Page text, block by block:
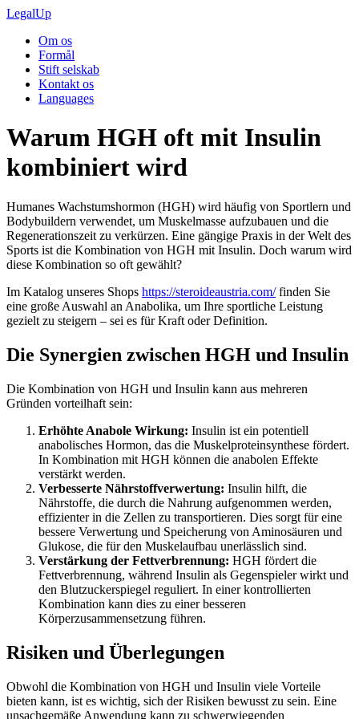
Skip
content
LegalUp
Om os
Formål
Stift selskab
Kontakt os
Languages
Warum HGH oft mit Insulin
kombiniert wird
Humanes Wachstumshormon (HGH) wird häufig von Sportlern und
Bodybuildern verwendet, um Muskelmasse aufzubauen und die
Regenerationszeit zu verkürzen. Eine gängige Praxis in der Welt des
Sports ist die Kombination von HGH mit Insulin. Doch warum wird
diese Kombination so oft gewählt?
Im Katalog unseres Shops https://steroideaustria.com/finden Sie
eine große Auswahl an Anabolika, um Ihre sportliche Leistung
gezielt zu steigern – sei es für Kraft oder Definition.
Die Synergien zwischen HGH und Insulin
Die Kombination von HGH und Insulin kann aus mehreren
Gründen vorteilhaft sein:
Erhöhte Anabole Wirkung: Insulin ist ein potentiell
anabolisches Hormon, das die Muskelproteinsynthese fördert.
In Kombination mit HGH können die anabolen Effekte
verstärkt werden.
Verbesserte Nährstoffverwertung: Insulin hilft, die
Nährstoffe, die durch die Nahrung aufgenommen werden,
effizienter in die Zellen zu transportieren. Dies sorgt für eine
bessere Verwertung und Speicherung von Aminosäuren und
Glukose, die für den Muskelaufbau unerlässlich sind.
Verstärkung der Fettverbrennung: HGH fördert die
Fettverbrennung, während Insulin als Gegenspieler wirkt und
den Blutzuckerspiegel reguliert. In einer kontrollierten
Kombination kann dies zu einer besseren
Körperzusammensetzung führen.
Risiken und Überlegungen
Obwohl die Kombination von HGH und Insulin viele Vorteile
bieten kann, ist es wichtig, sich der Risiken bewusst zu sein. Eine
unsachgemäße Anwendung kann zu schwerwiegenden